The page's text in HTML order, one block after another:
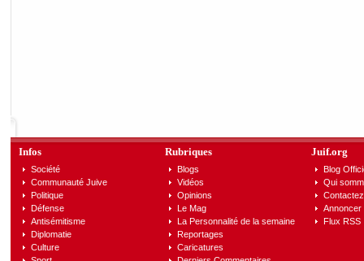
Infos
Société
Communauté Juive
Politique
Défense
Antisémitisme
Diplomatie
Culture
Rubriques
Blogs
Vidéos
Opinions
Le Mag
La Personnalité de la semaine
Reportages
Caricatures
Juif.org
Blog
Qui
Annoncer
Flux RSS